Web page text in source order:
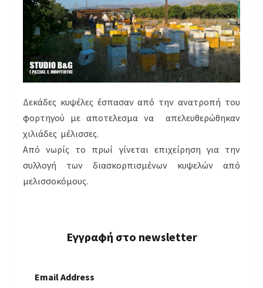
Δεκάδες κυψέλες έσπασαν από την ανατροπή του
φορτηγού με αποτελεσμα να απελευθερώθηκαν
χιλιάδες μέλισσες.
Από νωρίς το πρωί γίνεται επιχείρηση για την
συλλογή των διασκορπισμένων κυψελών από
μελισσοκόμους.
Εγγραφή στο newsletter
Email Address